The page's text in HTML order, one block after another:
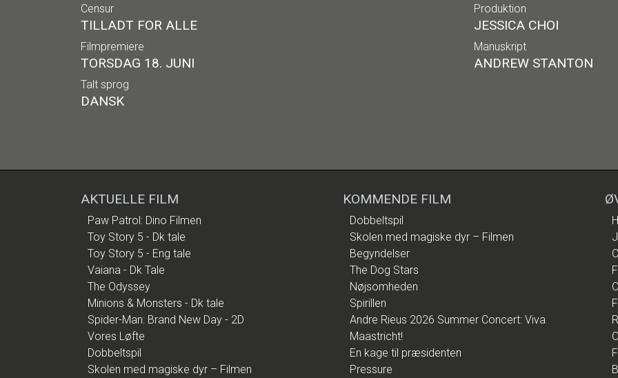
Censur
TILLADT FOR ALLE
Filmpremiere
TORSDAG 18. JUNI
Talt sprog
DANSK
Produktion
JESSICA CHOI
Manuskript
ANDREW STANTON
AKTUELLE FILM
Paw Patrol: Dino Filmen
Toy Story 5 - Dk tale
Toy Story 5 - Eng tale
Vaiana - Dk Tale
The Odyssey
Minions & Monsters - Dk tale
Spider-Man: Brand New Day - 2D
Vores Løfte
Dobbeltspil
Skolen med magiske dyr – Filmen
KOMMENDE FILM
Dobbeltspil
Skolen med magiske dyr – Filmen
Begyndelser
The Dog Stars
Nøjsomheden
Spirillen
Andre Rieus 2026 Summer Concert: Viva
Maastricht!
En kage til præsidenten
Pressure